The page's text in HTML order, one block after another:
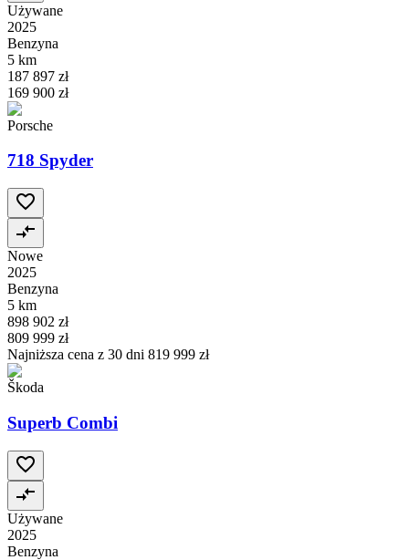
Używane
2025
Benzyna
5 km
187 897 zł
169 900 zł
Porsche
718 Spyder
Nowe
2025
Benzyna
5 km
898 902 zł
809 999 zł
Najniższa cena z 30 dni 819 999 zł
Škoda
Superb Combi
Używane
2025
Benzyna